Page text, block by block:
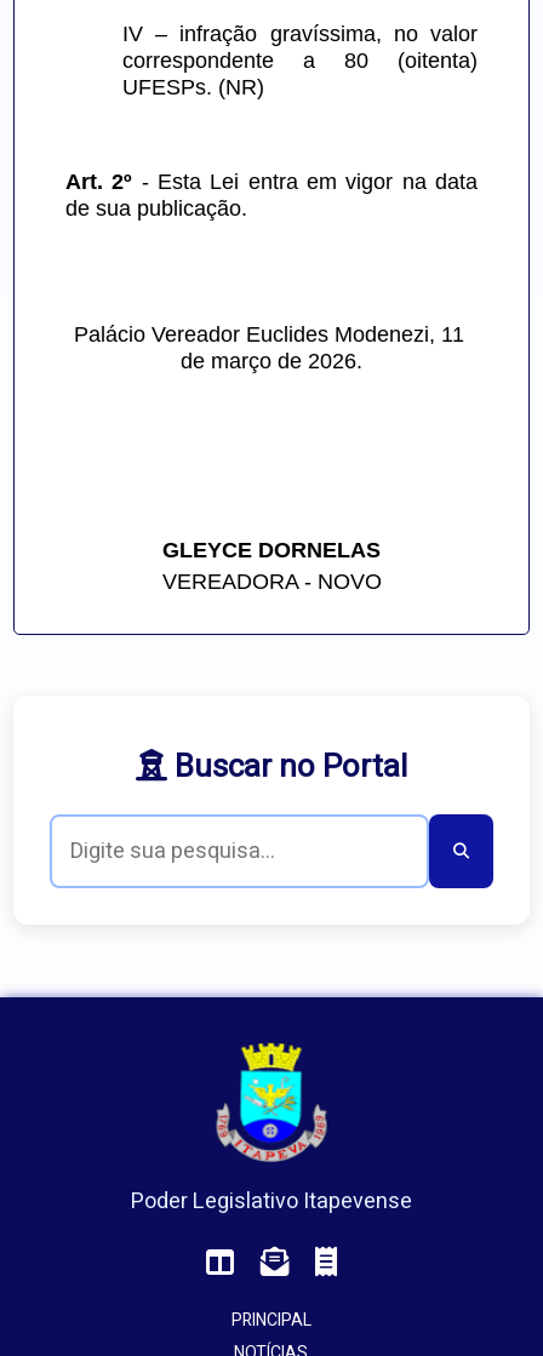
IV – infração gravíssima, no valor
correspondente a 80 (oitenta)
UFESPs. (NR)
Art. 2º - Esta Lei entra em vigor na data
de sua publicação.
Palácio Vereador Euclides Modenezi, 11
de março de 2026.
GLEYCE DORNELAS
VEREADORA - NOVO
Buscar no Portal
Poder Legislativo Itapevense
PRINCIPAL